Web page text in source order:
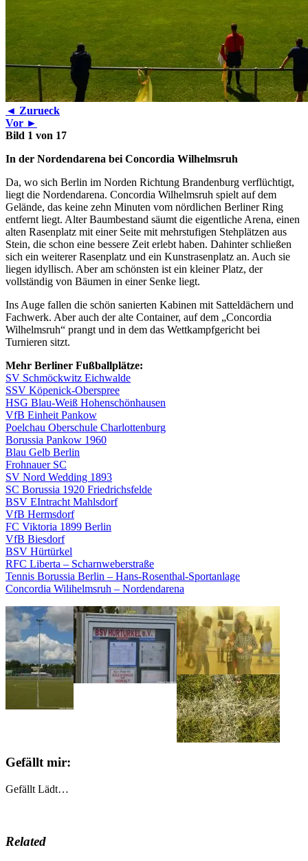
◄ Zurueck
Vor ►
Bild 1 von 17
In der Nordendarena bei Concordia Wilhelmsruh
Da, wo sich Berlin im Norden Richtung Brandenburg verflüchtigt,
liegt die Nordendarena. Concordia Wilhelmsruh spielt auf dem
Gelände, das keine zehn Minuten vom nördlichen Berliner Ring
entfernt liegt. Alter Baumbestand säumt die eigentliche Arena, einen
alten Rasenplatz mit einer Seite mit mehrstufigen Stehplätzen aus
Stein, die schon eine bessere Zeit erlebt haben. Dahinter schließen
sich ein weiterer Rasenplatz und ein Kunstrasenplatz an. Auch sie
liegen idyllisch. Aber am schönsten ist ein kleiner Platz, der
vollständig von Bäumen in einer Senke liegt.
Ins Auge fallen die schön sanierten Kabinen mit Satteldächern und
Fachwerk. Aber auch der alte Container, auf dem „Concordia
Wilhelmsruh“ prangt und in dem das Wettkampfgericht bei
Turnieren sitzt.
Mehr Berliner Fußballplätze:
SV Schmöckwitz Eichwalde
SSV Köpenick-Oberspree
HSG Blau-Weiß Hohenschönhausen
VfB Einheit Pankow
Poelchau Oberschule Charlottenburg
Borussia Pankow 1960
Blau Gelb Berlin
Frohnauer SC
SV Nord Wedding 1893
SC Borussia 1920 Friedrichsfelde
BSV EIntracht Mahlsdorf
VfB Hermsdorf
FC Viktoria 1899 Berlin
VfB Biesdorf
BSV Hürtürkel
RFC Liberta – Scharnweberstraße
Tennis Borussia Berlin – Hans-Rosenthal-Sportanlage
Concordia Wilihelmsruh – Nordendarena
Gefällt mir:
Gefällt Lädt…
Related